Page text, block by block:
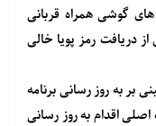
های گوشی همراه قربانی
دریافت رمز پویا خالی
بر به روز رسانی برنامه
اقدام به روز رسانی